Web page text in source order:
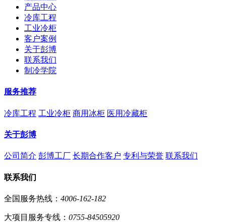
产品中心
冷库工程
工业冷柜
客户案例
关于彭博
联系我们
制冷学院
服务推荐
冷库工程 工业冷柜 商用冰柜 医用冷藏柜
关于彭博
公司简介 彭博工厂 长期合作客户 专利与荣誉 联系我们
联系我们
全国服务热线： 4006-162-182
大项目服务专线： 0755-84505920